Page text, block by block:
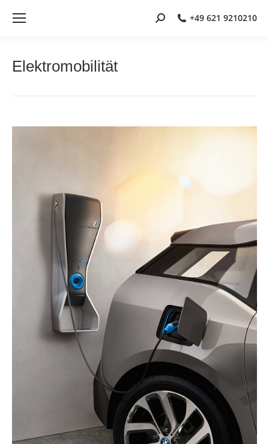
Search: +49 621 9210210
Elektromobilität